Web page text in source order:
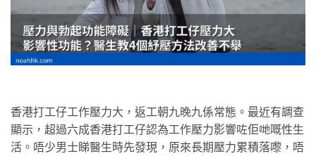
香港打工仔工作壓力大，返工朝九晚九係常態。最近有調查
顯示，超過六成香港打工仔認為工作壓力影響咗佢哋嘅性生
活。唔少男士睇醫生時先發現，原來長期壓力累積落嚟，唔